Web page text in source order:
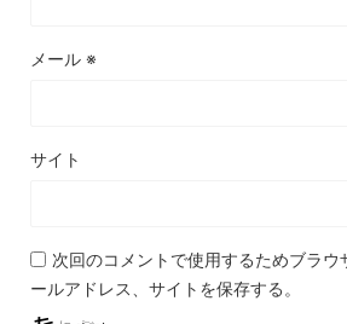
メール ※
サイト
次回のコメントで使用するためブラウ
ールアドレス、サイトを保存する。